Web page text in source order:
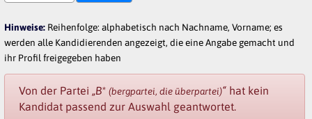
Hinweise: Reihenfolge: alphabetisch nach Nachname, Vorname; es
werden alle Kandidierenden angezeigt, die eine Angabe gemacht und
ihr Profil freigegeben haben
Von der Partei „B* (bergpartei, die überpartei)“ hat kein
Kandidat passend zur Auswahl geantwortet.